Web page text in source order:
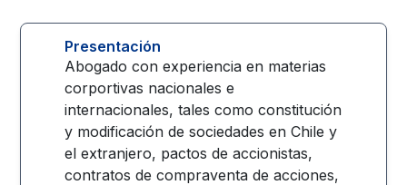
Presentación
Abogado con experiencia en materias
corportivas nacionales e
internacionales, tales como constitución
y modificación de sociedades en Chile y
el extranjero, pactos de accionistas,
contratos de compraventa de acciones,